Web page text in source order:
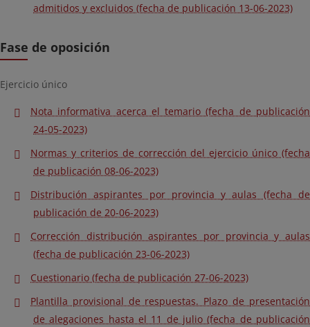
admitidos y excluidos (fecha de publicación 13-06-2023)
Fase de oposición
Ejercicio único
Nota informativa acerca el temario (fecha de publicación
24-05-2023)
Normas y criterios de corrección del ejercicio único (fecha
de publicación 08-06-2023)
Distribución aspirantes por provincia y aulas (fecha de
publicación de 20-06-2023)
Corrección distribución aspirantes por provincia y aulas
(fecha de publicación 23-06-2023)
Cuestionario (fecha de publicación 27-06-2023)
Plantilla provisional de respuestas. Plazo de presentación
de alegaciones hasta el 11 de julio (fecha de publicación